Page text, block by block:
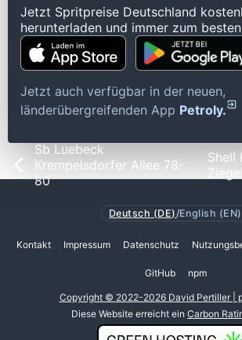
Jetzt Spritpreise Deutschland
herunterladen und immer zum
Jetzt auch verfügbar in der neuen,
länderübergreifenden App Petroly.
Sb Luebeck
Krempelsdorfer Allee 78-
80
Shell
Deutsch (DE) /English (EN)
Kontakt Impressum Datenschutz
GitHub npm
Copyright © 2022-2026 David Pertiller |
Diese Website erreicht ein Carbon